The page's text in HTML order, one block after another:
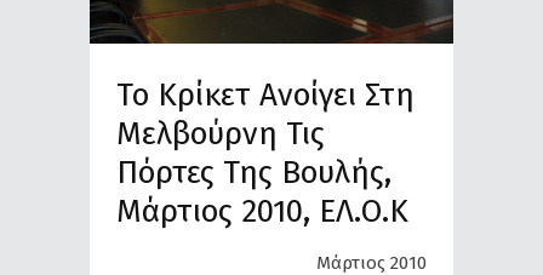
Το Κρίκετ Ανοίγει Στη
Μελβούρνη Τις
Πόρτες Της Βουλής,
Μάρτιος 2010, ΕΛ.Ο.Κ
Μάρτιος 2010